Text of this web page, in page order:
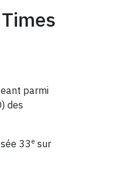
parmi
des
33 e sur